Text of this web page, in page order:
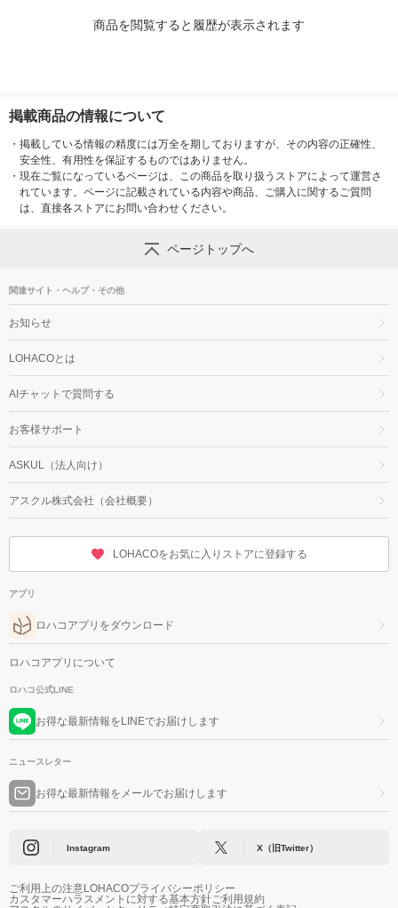
商品を閲覧すると履歴が表示されます
掲載商品の情報について
・ 掲載している情報の精度には万全を期しておりますが、その内容の正確性、
安全性、有用性を保証するものではありません。
・ 現在ご覧になっているページは、この商品を取り扱うストアによって運営さ
れています。ページに記載されている内容や商品、ご購入に関するご質問
は、直接各ストアにお問い合わせください。
ページトップへ
関連サイト・ヘルプ・その他
お知らせ
LOHACOとは
AIチャットで質問する
お客様サポート
ASKUL（法人向け）
アスクル株式会社（会社概要）
LOHACOをお気に入りストアに登録する
アプリ
ロハコアプリをダウンロード
ロハコアプリについて
ロハコ公式LINE
お得な最新情報をLINEでお届けします
ニュースレター
お得な最新情報をメールでお届けします
Instagram X（旧Twitter）
ご利用上の注意LOHACOプライバシーポリシー
カスタマーハラスメントに対する基本方針ご利用規約